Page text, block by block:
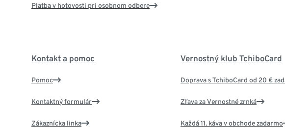
Platba v hotovosti pri osobnom odbere
Kontakt a pomoc
Pomoc
Kontaktný formulár
Zákaznícka linka
Vernostný klub TchiboCard
Doprava s TchiboCard od 20 €
Zľava za Vernostné zrnká
Každá 11. káva v obchode zadarmo